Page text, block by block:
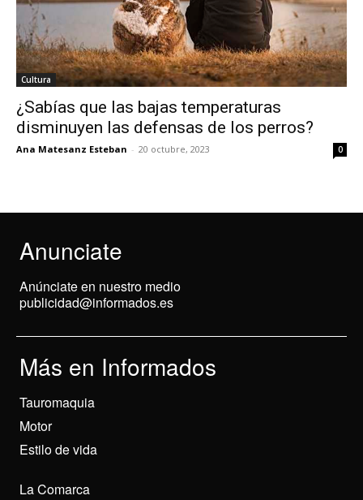
Cultura
¿Sabías que las bajas temperaturas
disminuyen las defensas de los perros?
Ana Matesanz Esteban - 20 octubre, 2023 0
Anunciate
Anúnciate en nuestro medio
publicidad@informados.es
Más en Informados
Tauromaquia
Motor
Estilo de vida
La Comarca